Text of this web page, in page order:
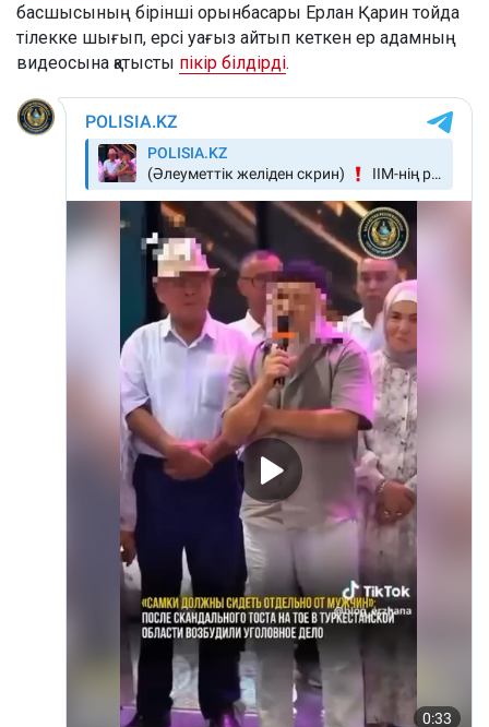
басшысының бірінші орынбасары Ерлан Қарин тойда
тілекке шығып, ерсі уағыз айтып кеткен ер адамның
видеосына қатысты пікір білдірді.